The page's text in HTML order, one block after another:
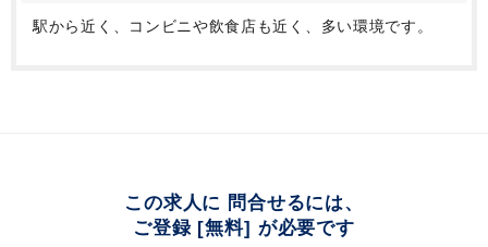
駅から近く、コンビニや飲食店も近く、多い環境です。
この求人に 問合せるには、
ご登録 [無料] が必要です